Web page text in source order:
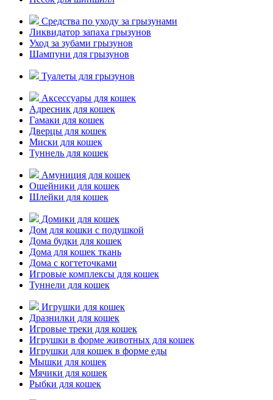
Средства по уходу за грызунами
Ликвидатор запаха грызунов
Уход за зубами грызунов
Шампуни для грызунов
Туалеты для грызунов
Аксессуары для кошек
Адресник для кошек
Гамаки для кошек
Дверцы для кошек
Миски для кошек
Туннель для кошек
Амуниция для кошек
Ошейники для кошек
Шлейки для кошек
Домики для кошек
Дом для кошки с подушкой
Дома будки для кошек
Дома для кошек ткань
Дома с когтеточками
Игровые комплексы для кошек
Туннели для кошек
Игрушки для кошек
Дразнилки для кошек
Игровые треки для кошек
Игрушки в форме животных для кошек
Игрушки для кошек в форме еды
Мышки для кошек
Мячики для кошек
Рыбки для кошек